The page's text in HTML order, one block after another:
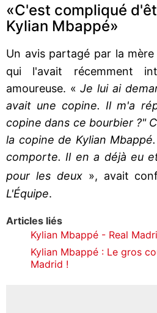
«C'est compliqué
Kylian Mbappé»
Un avis partagé par la mère
qui l'avait récemment
amoureuse. «Je lui ai
avait une copine. Il m'a
copine dans ce bourbier ?"
la copine de Kylian
comporte. Il en a déjà eu
pour les deux», avait
L'Équipe.
Articles liés
Kylian Mbappé - Real
Kylian Mbappé : Le gros
Madrid !